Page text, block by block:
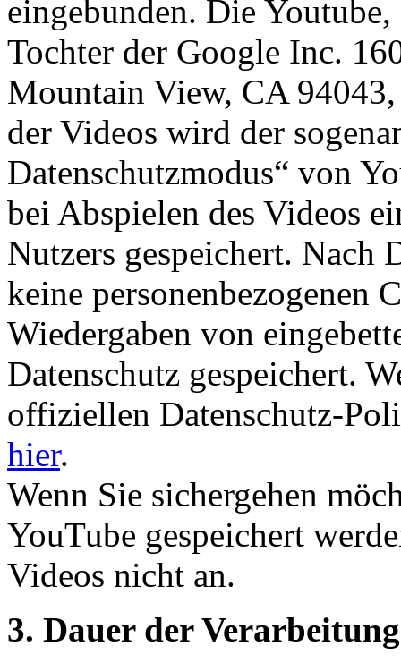
eingebunden. Die
Tochter der Google Inc.
Mountain View, CA
der Videos wird der
Datenschutzmodus“ von
bei Abspielen des Videos
Nutzers gespeichert. Nach
keine personenbezogenen
Wiedergaben von
Datenschutz gespeichert.
offiziellen Datenschutz-
hier.
Wenn Sie sichergehen
YouTube gespeichert
Videos nicht an.
3. Dauer der